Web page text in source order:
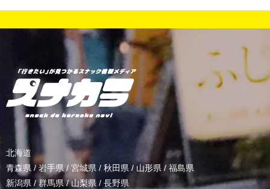
北海道
青森県 / 岩手県/ 宮城県 / 秋田県 / 山形県/ 福島県
新潟県 /群馬県/山梨県 / 長野県